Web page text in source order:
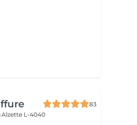
83
Alzette L-4040